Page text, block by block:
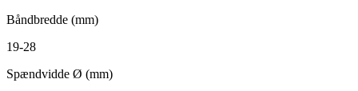
Båndbredde (mm)
19-28
Spændvidde Ø (mm)